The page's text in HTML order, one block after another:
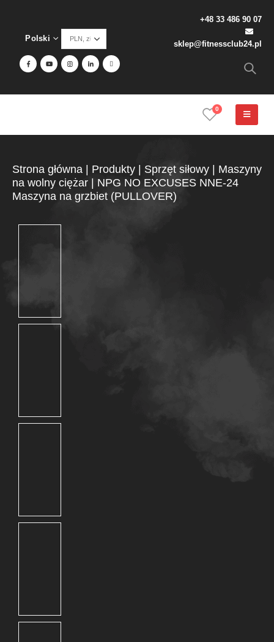
Polski
+48 33 486 90 07
sklep@fitnessclub24.pl
0
Strona główna Produkty Sprzęt siłowy
Maszyny
na wolny ciężar
NPG NO EXCUSES NNE-24
Maszyna na grzbiet (PULLOVER)